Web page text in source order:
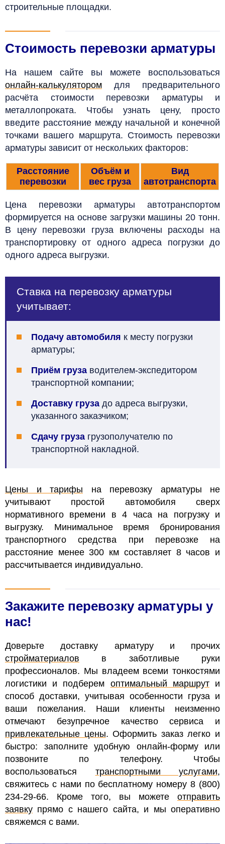
строительные площадки.
Стоимость перевозки арматуры
На нашем сайте вы можете воспользоваться
онлайн-калькулятором для предварительного
расчёта стоимости перевозки арматуры и
металлопроката. Чтобы узнать цену, просто
введите расстояние между начальной и конечной
точками вашего маршрута. Стоимость перевозки
арматуры зависит от нескольких факторов:
Расстояние
перевозки
Объём и
вес груза
Вид
автотранспорта
Цена перевозки арматуры автотранспортом
формируется на основе загрузки машины 20 тонн.
В цену перевозки груза включены расходы на
транспортировку от одного адреса погрузки до
одного адреса выгрузки.
Ставка на перевозку арматуры
учитывает:
Подачу автомобиля к месту погрузки
арматуры;
Приём груза водителем-экспедитором
транспортной компании;
Доставку груза до адреса выгрузки,
указанного заказчиком;
Сдачу груза грузополучателю по
транспортной накладной.
Цены и тарифы на перевозку арматуры не
учитывают простой автомобиля сверх
нормативного времени в 4 часа на погрузку и
выгрузку. Минимальное время бронирования
транспортного средства при перевозке на
расстояние менее 300 км составляет 8 часов и
рассчитывается индивидуально.
Закажите перевозку арматуры у
нас!
Доверьте доставку арматуру и прочих
стройматериалов в заботливые руки
профессионалов. Мы владеем всеми тонкостями
логистики и подберем оптимальный маршрути
способ доставки, учитывая особенности груза и
ваши пожелания. Наши клиенты неизменно
отмечают безупречное качество сервиса и
привлекательные цены. Оформить заказ легко и
быстро: заполните удобную онлайн-форму или
позвоните по телефону. Чтобы
воспользоваться транспортными услугами,
свяжитесь с нами по бесплатному номеру 8 (800)
234-29-66. Кроме того, вы можете отправить
заявку прямо с нашего сайта, и мы оперативно
свяжемся с вами.